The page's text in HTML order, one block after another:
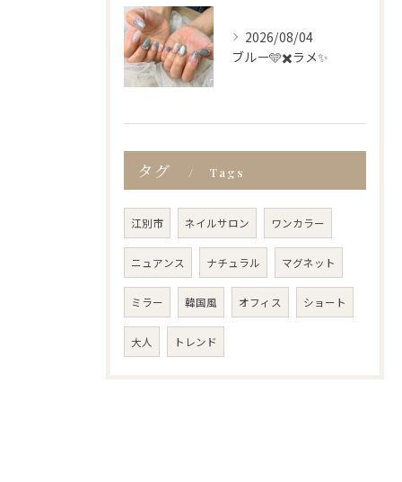
2026/08/04
ブルー🩵✖️ラメ✨
タグ Tags
江別市 ネイルサロン ワンカラー
ニュアンス ナチュラル マグネット
ミラー 韓国風 オフィス ショート
大人 トレンド